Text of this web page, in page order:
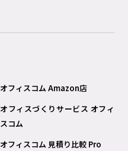
オフィスコム Amazon店
オフィスづくりサービス オフィ
スコム
オフィスコム 見積り比較 Pro